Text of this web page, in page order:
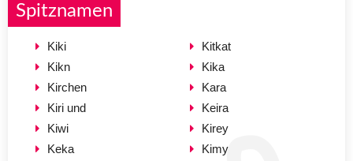
Spitznamen
Kiki
Kikn
Kirchen
Kiri und
Kiwi
Keka
Kitkat
Kika
Kara
Keira
Kirey
Kimy